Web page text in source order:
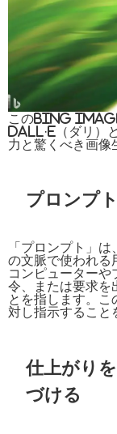
このBing
DALL·E（ダリ）
力と驚くべき画像
プロンプ
「プロンプト」
の文脈で使われる
コンピューターや
令、または要求を
とを指します
対し指示すること
仕上がり
づける